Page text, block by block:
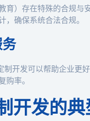
育）存在特殊的合规
，确保系统合法合规。
制开发可以帮助企业更
购率。
开发的